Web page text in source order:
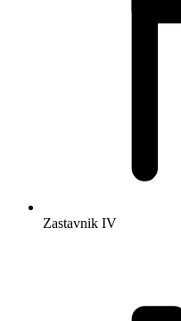
Zastavnik IV